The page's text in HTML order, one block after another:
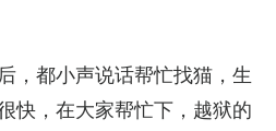
，都小声说话帮忙找猫，生
快，在大家帮忙下，越狱的